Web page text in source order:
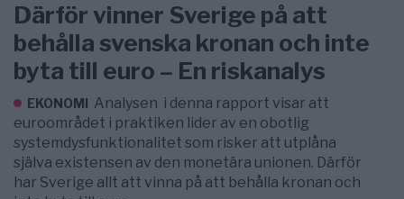
Därför vinner Sverige på att
behålla svenska kronan och inte
byta till euro – En riskanalys
EKONOMI Analysen i denna rapport visar att
euroområdet i praktiken lider av en obotlig
systemdysfunktionalitet som risker att utplåna
själva existensen av den monetära unionen. Därför
har Sverige allt att vinna på att behålla kronan och